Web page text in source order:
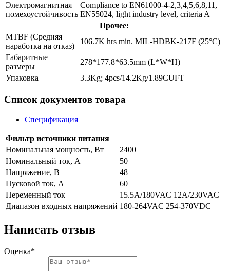
Электромагнитная
помехоустойчивость
Compliance to EN61000-4-2,3,4,5,6,8,11,
EN55024, light industry level, criteria A
Прочее:
MTBF (Средняя
наработка на отказ)
106.7K hrs min. MIL-HDBK-217F (25°C)
Габаритные
размеры
278*177.8*63.5mm (L*W*H)
Упаковка
3.3Kg; 4pcs/14.2Kg/1.89CUFT
Список документов товара
Спецификация
Фильтр источники питания
Номинальная мощность, Вт
2400
Номинальный ток, A
50
Напряжение, В
48
Пусковой ток, А
60
Переменный ток
15.5A/180VAC 12A/230VAC
Диапазон входных напряжений 180-264VAC 254-370VDC
Написать отзыв
Оценка*